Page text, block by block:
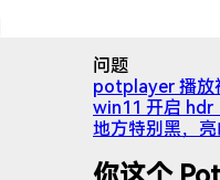
问题
potplayer 播放
win11 开启 hdr
地方特别黑，